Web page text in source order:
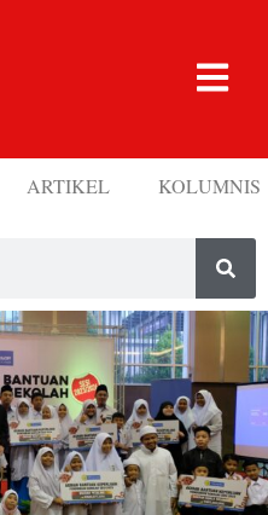
ARTIKEL KOLUMNIS